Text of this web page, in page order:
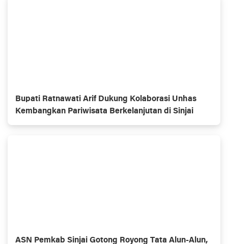
Bupati Ratnawati Arif Dukung Kolaborasi Unhas
Kembangkan Pariwisata Berkelanjutan di Sinjai
ASN Pemkab Sinjai Gotong Royong Tata Alun-Alun,